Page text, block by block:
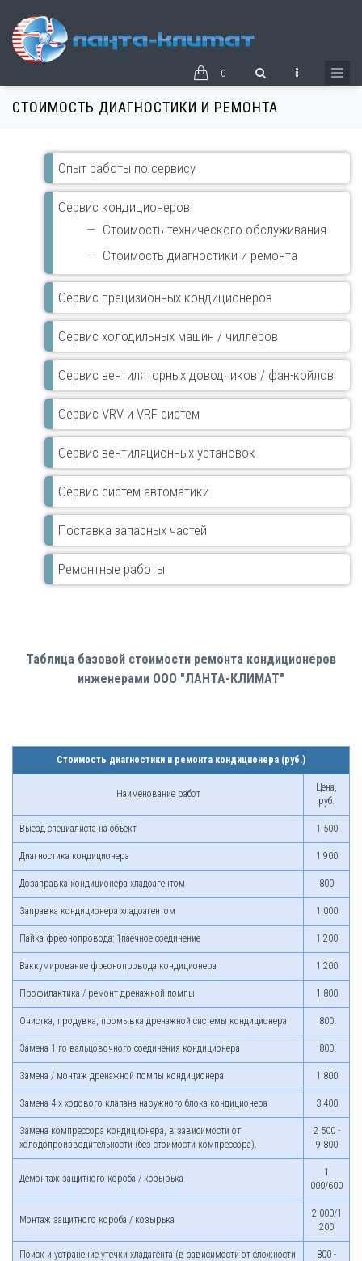
основному
0
СТОИМОСТЬ ДИАГНОСТИКИ И РЕМОНТА
Основная
навигация
Опыт работы по сервису
Сервис кондиционеров
Стоимость технического обслуживания
Стоимость диагностики и ремонта
Сервис прецизионных кондиционеров
Сервис холодильных машин / чиллеров
Сервис вентиляторных доводчиков / фан-койлов
Сервис VRV и VRF систем
Сервис вентиляционных установок
Сервис систем автоматики
Поставка запасных частей
Ремонтные работы
Таблица базовой стоимости ремонта кондиционеров
инженерами ООО "ЛАНТА-КЛИМАТ"
Стоимость диагностики и ремонта кондиционера (руб.)
Наименование работ
Цена,
руб.
Выезд специалиста на объект 1 500
Диагностика кондиционера 1 900
Дозаправка кондиционера хладоагентом 800
Заправка кондиционера хладоагентом 1 000
Пайка фреонопровода: 1паечное соединение 1 200
Ваккумирование фреонопровода кондиционера 1 200
Профилактика / ремонт дренажной помпы 1 800
Очистка, продувка, промывка дренажной системы кондиционера 800
Замена 1-го вальцовочного соединения кондиционера 800
Замена / монтаж дренажной помпы кондиционера 1 800
Замена 4-х ходового клапана наружного блока кондиционера 3 400
Замена компрессора кондиционера, в зависимости от
холодопроизводительности (без стоимости компрессора).
2 500 -
9 800
Демонтаж защитного короба / козырька
1
000/600
Монтаж защитного короба / козырька
2 000/1
200
Поиск и устранение утечки хладагента (в зависимости от сложности
800 -